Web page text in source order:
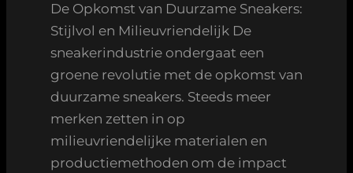
De Opkomst van Duurzame Sneakers:
Stijlvol en Milieuvriendelijk De
sneakerindustrie ondergaat een
groene revolutie met de opkomst van
duurzame sneakers. Steeds meer
merken zetten in op
milieuvriendelijke materialen en
productiemethoden om de impact